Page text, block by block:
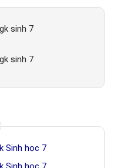
sinh 7
sinh 7
Sinh học 7